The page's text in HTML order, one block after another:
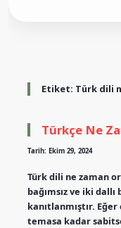
Etiket: Türk dili
Türkçe Ne
Tarih: Ekim 29, 2024
Türk dili ne zaman
bağımsız ve iki
kanıtlanmıştır.
temasa kadar